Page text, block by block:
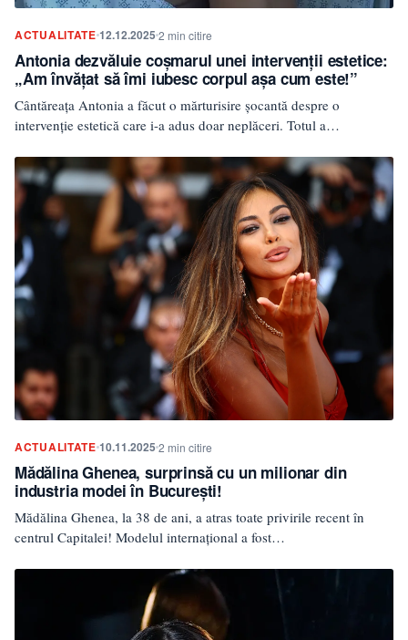
ACTUALITATE 12.12.2025 2 min citire
Antonia dezvăluie coșmarul unei intervenții estetice:
„Am învățat să îmi iubesc corpul așa cum este!”
Cântăreața Antonia a făcut o mărturisire șocantă despre o
intervenție estetică care i-a adus doar neplăceri. Totul a…
ACTUALITATE 10.11.2025 2 min citire
Mădălina Ghenea, surprinsă cu un milionar din
industria modei în București!
Mădălina Ghenea, la 38 de ani, a atras toate privirile recent în
centrul Capitalei! Modelul internațional a fost…